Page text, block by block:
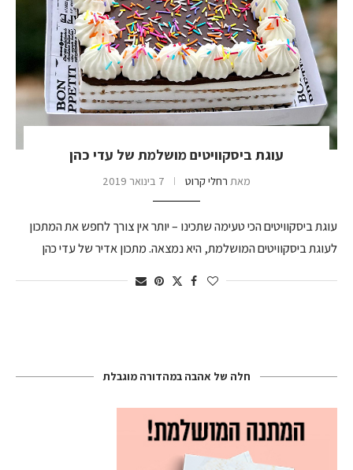
עוגת ביסקוויטים מושלמת של עדי כהן
מאת רחלי קרוט 7 בינואר 2019
עוגת ביסקוויטים הכי טעימה שתכינו – יותר אין צורך לחפש את המתכון
לעוגת ביסקוויטים המושלמת, היא נמצאה. מתכון אדיר של עדי כהן
חלה של אהבה במהדורה מוגבלת